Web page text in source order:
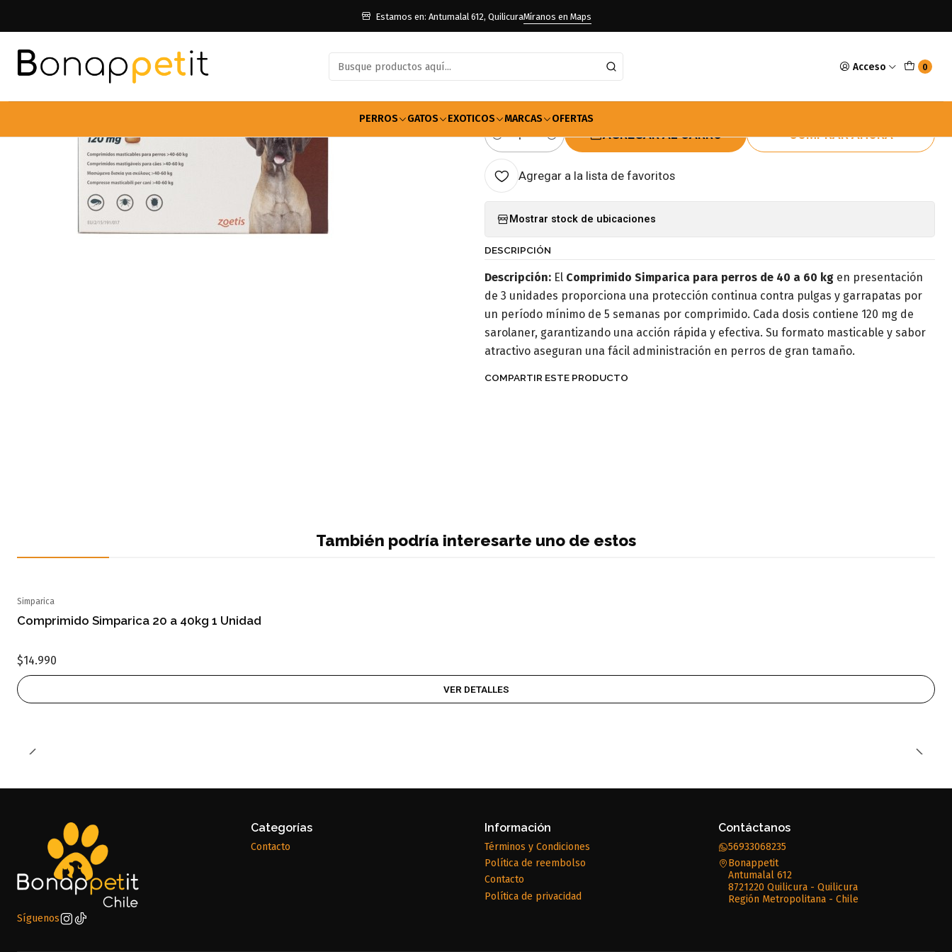
Acceso 0
PERROS GATOS EXOTICOS MARCAS OFERTAS
Estamos en: Antumalal 612, QuilicuraMíranos en Maps
Farmacia Perros Antiparasitarios Comprimido Simparica 40 A 60 Kg 3 Unidades
Comprimido Simparica 40 A 60 Kg 3
Unidades
Cantidad
AGREGAR AL CARRO COMPRAR AHORA
Agregar a la lista de favoritos
Mostrar stock de ubicaciones
DESCRIPCIÓN
Descripción: El Comprimido Simparica para perros de 40 a 60 kg en presentación
de 3 unidades proporciona una protección continua contra pulgas y garrapatas por
un período mínimo de 5 semanas por comprimido. Cada dosis contiene 120 mg de
sarolaner, garantizando una acción rápida y efectiva. Su formato masticable y sabor
atractivo aseguran una fácil administración en perros de gran tamaño.
COMPARTIR ESTE PRODUCTO
También podría interesarte uno de estos
Simparica
Comprimido Simparica 20 a 40kg 1 Unidad
$14.990
VER DETALLES
Síguenos
Categorías
Contacto
Información
Términos y Condiciones
Política de reembolso
Contacto
Política de privacidad
Contáctanos
56933068235
Bonappetit
Antumalal 612
8721220 Quilicura - Quilicura
Región Metropolitana - Chile